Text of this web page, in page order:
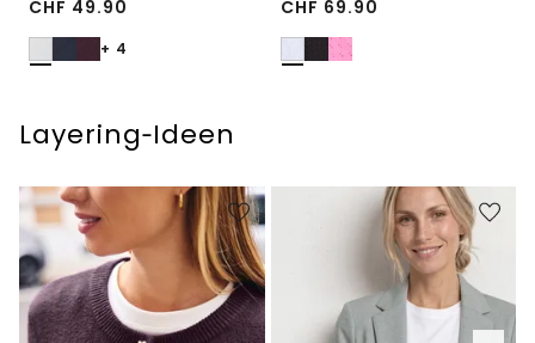
CHF 49.90
+ 4
CHF 69.90
Layering‑Ideen